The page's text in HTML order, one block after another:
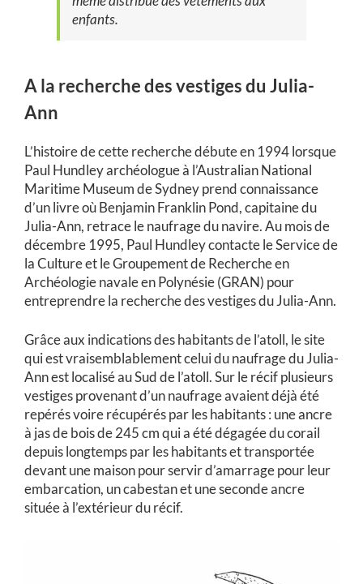
enfants.
A la recherche des vestiges du Julia-
Ann
L’histoire de cette recherche débute en 1994 lorsque
Paul Hundley archéologue à l’Australian National
Maritime Museum de Sydney prend connaissance
d’un livre où Benjamin Franklin Pond, capitaine du
Julia-Ann, retrace le naufrage du navire. Au mois de
décembre 1995, Paul Hundley contacte le Service de
la Culture et le Groupement de Recherche en
Archéologie navale en Polynésie (GRAN) pour
entreprendre la recherche des vestiges duJulia-Ann.
Grâce aux indications des habitants de l’atoll, le site
qui est vraisemblablement celui du naufrage duJulia-
Annest localisé au Sud de l’atoll. Sur le récif plusieurs
vestiges provenant d’un naufrage avaient déjà été
repérés voire récupérés par les habitants : une ancre
à jas de bois de 245 cm qui a été dégagée du corail
depuis longtemps par les habitants et transportée
devant une maison pour servir d’amarrage pour leur
embarcation, un cabestan et une seconde ancre
située à l’extérieur du récif.